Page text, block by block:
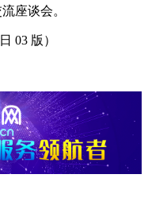
座谈会。
03 版）